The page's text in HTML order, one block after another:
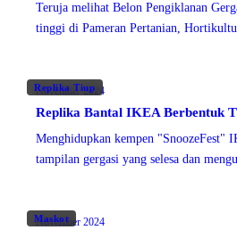
Teruja melihat Belon Pengiklanan
tinggi di Pameran Pertanian,
Replika Tiup
November 2024
Replika Bantal IKEA Berbentuk
Menghidupkan kempen "SnoozeFest"
tampilan gergasi yang selesa dan
Maskot
November 2024